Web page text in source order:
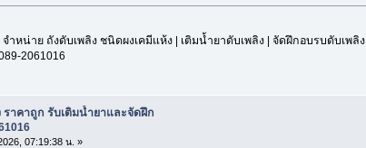
ำหน่าย ถังดับเพลิง ชนิดผงเคมีแห้ง | เติมน้ำยาดับเพลิง | จัดฝึกอบรบดับเพลิง
2061016
ราคาถูก รับเติมน้ำยาและจัดฝึก
07:19:38 น. »